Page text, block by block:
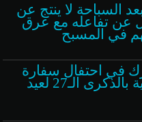
السباحة لا ينتج عن
عن تفاعله مع عرق
في المسبح
في احتفال سفارة
المملكة المغربية بالذكرى الـ27 لعيد